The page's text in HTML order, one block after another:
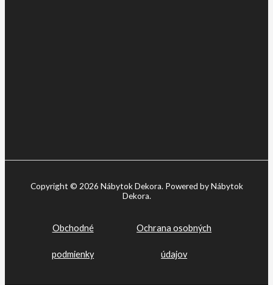
Copyright © 2026 Nábytok Dekora. Powered by Nábytok
Dekora.
Obchodné
podmienky
Ochrana osobných
údajov